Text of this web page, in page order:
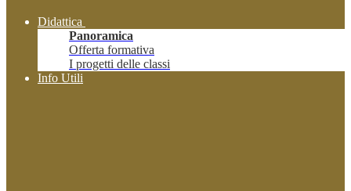
Didattica
Panoramica
Offerta formativa
I progetti delle classi
Info Utili